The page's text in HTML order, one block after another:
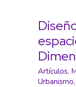
operativo
enfocado
a
la
acción
pública
Artículos,